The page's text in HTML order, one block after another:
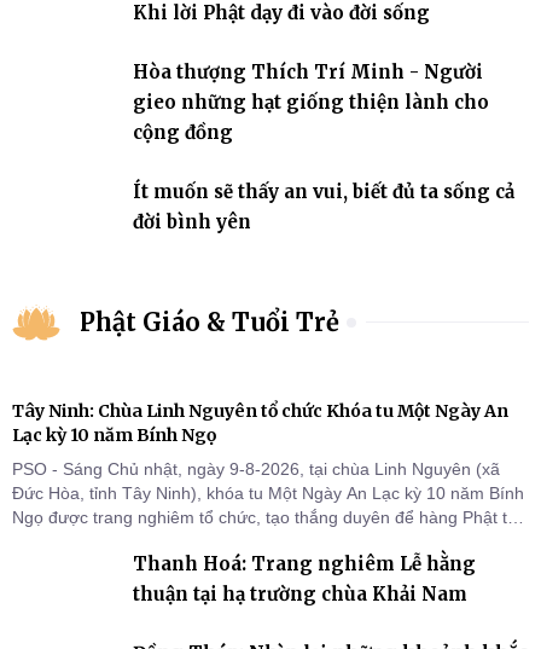
Khi lời Phật dạy đi vào đời sống
Hòa thượng Thích Trí Minh - Người
gieo những hạt giống thiện lành cho
cộng đồng
Ít muốn sẽ thấy an vui, biết đủ ta sống cả
đời bình yên
Phật Giáo & Tuổi Trẻ
Tây Ninh: Chùa Linh Nguyên tổ chức Khóa tu Một Ngày An
Lạc kỳ 10 năm Bính Ngọ
PSO - Sáng Chủ nhật, ngày 9-8-2026, tại chùa Linh Nguyên (xã
Đức Hòa, tỉnh Tây Ninh), khóa tu Một Ngày An Lạc kỳ 10 năm Bính
Ngọ được trang nghiêm tổ chức, tạo thắng duyên để hàng Phật tử
đời sống thiện lành.Thanh Hoá: Trang nghiêm Lễ hằng
thuận tại hạ trường chùa Khải Nam